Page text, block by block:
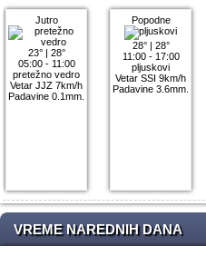
Jutro
23°| 28°
05:00 - 11:00
pretežno vedro
Vetar JJZ 7km/h
Padavine 0.1mm.
Popodne
28°| 28°
11:00 - 17:00
pljuskovi
Vetar SSI 9km/h
Padavine 3.6mm.
VREME NAREDNIH DANA